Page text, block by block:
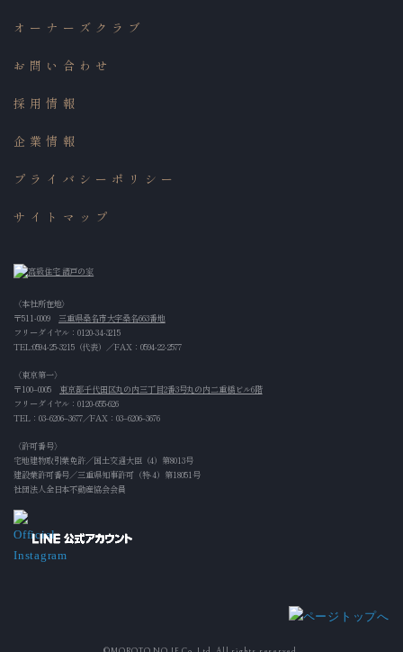
〈本社所在地〉
〒511-0009 三重県桑名市大字桑名663番地
フリーダイヤル：0120-34-3215
TEL:0594-25-3215（代表）／FAX：0594-22-2577
〈東京第一〉
〒100‒0005 東京都千代田区丸の内三丁目2番3号丸の内二重橋ビル6階
フリーダイヤル：0120-655-626
TEL： 03‒6206‒3677／FAX：03‒6206‒3676
〈許可番号〉
宅地建物取引業免許／国土交通大臣（4）第8013号
建設業許可番号／三重県知事許可（特-4）第18051号
社団法人全日本不動産協会会員
オーナーズクラブ
お問い合わせ
採用情報
企業情報
プライバシーポリシー
サイトマップ